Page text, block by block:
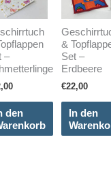
–
den
&
Set –
Erdbeere
€22,00
In den